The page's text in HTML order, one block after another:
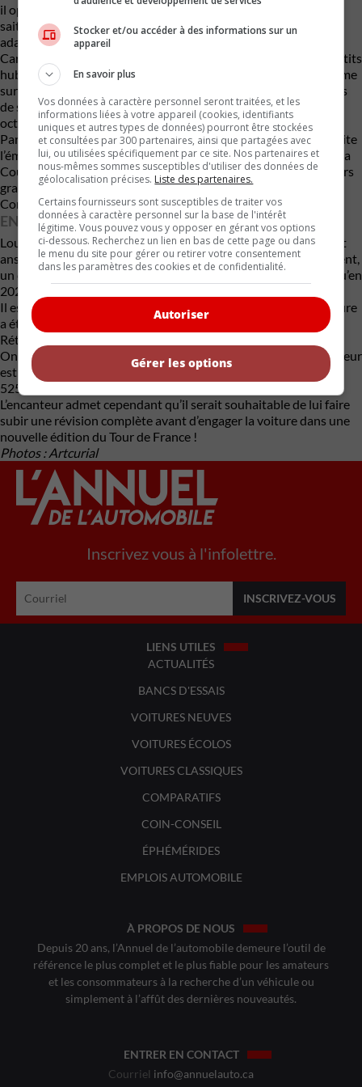
il opte finalement pour celui d’une Packard Super Eight 1937. Il
sait que son puissant 8-cylindres en ligne de 6,3 L sera mieux
adapté à la masse importante de cette imposante voiture.
Car elle a tout d’un yacht de route avec sa proue élancée, de petits
hublots, des taquets d’amarrage, un mât et même une plateforme
sur son long porte-à-faux arrière, qui permet à des mannequins
de s’exhiber en bikini. Dans la plus pure tradition navale, le 1er
octobre 1948, sa coque sera même baptisée au champagne !
Partout où elle passe, la voiture bateau attire les foules et suscite
l’émoi. Pour ce concept promotionnel, Réard recevra d’ailleurs la
Coupe de la Fédération française de la Publicité, un des premiers
grands prix toutes catégories décernés dans le cadre du 4e
Concours de véhicules publicitaires de Paris.
ENCORE DANS SON « JUS »
Louis Réard conserve sa voiture bateau jusqu’en mai 1976, huit
ans avant qu’il ne décède. Elle est alors vendue à Jacques Vincent,
un collectionneur français bien connu du Var, qui la garde jusqu’en
2023, malgré de nombreuses sollicitations d’acheteurs.
Il est intéressant de noter que depuis les années 60, cette voiture
a été montrée au grand public une seule fois, lors du salon
Rétromobile de 1987. Depuis, elle était retombée dans l’oubli.
On la retrouve aujourd’hui dans son état d’origine avec une valeur
estimée entre 250 000 € et 350 000 € (environ 375 000 $ à
525 000 $). Son moteur aurait été mis en marche récemment.
L’encanteur admet cependant qu’il serait souhaitable de lui faire
subir une révision complète avant d’engager la voiture dans une
nouvelle édition du Tour de France !
Photos : Artcurial
Inscrivez vous à l'infolettre.
LIENS UTILES
ACTUALITÉS
BANCS D'ESSAIS
VOITURES NEUVES
VOITURES ÉCOLOS
VOITURES CLASSIQUES
COMPARATIFS
COIN-CONSEIL
ÉPHÉMÉRIDES
EMPLOIS AUTOMOBILE
À PROPOS DE NOUS
Depuis 20 ans, l’Annuel de l’automobile demeure l’outil de
référence le plus complet et le plus fiable pour les amateurs
et les consommateurs à la recherche d’un véhicule ou
simplement à l’affût des dernières nouveautés.
ENTRER EN CONTACT
Courriel info@annuelauto.ca
Stocker et/ou accéder à des informations sur un
appareil
En savoir plus
Vos données à caractère personnel seront traitées, et les
informations liées à votre appareil (cookies, identifiants
uniques et autres types de données) pourront être stockées
et consultées par 300 partenaires, ainsi que partagées avec
lui, ou utilisées spécifiquement par ce site. Nos partenaires et
nous-mêmes sommes susceptibles d'utiliser des données de
géolocalisation précises. Liste des partenaires.
Certains fournisseurs sont susceptibles de traiter vos
données à caractère personnel sur la base de l'intérêt
légitime. Vous pouvez vous y opposer en gérant vos options
ci-dessous. Recherchez un lien en bas de cette page ou dans
le menu du site pour gérer ou retirer votre consentement
dans les paramètres des cookies et de confidentialité.
Autoriser
Gérer les options